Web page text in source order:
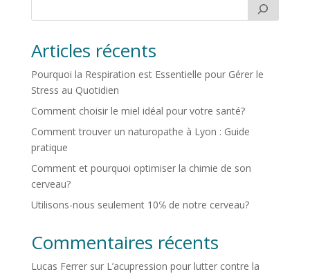
Articles récents
Pourquoi la Respiration est Essentielle pour Gérer le
Stress au Quotidien
Comment choisir le miel idéal pour votre santé?
Comment trouver un naturopathe à Lyon : Guide
pratique
Comment et pourquoi optimiser la chimie de son
cerveau?
Utilisons-nous seulement 10℅ de notre cerveau?
Commentaires récents
Lucas Ferrersur L’acupression pour lutter contre la